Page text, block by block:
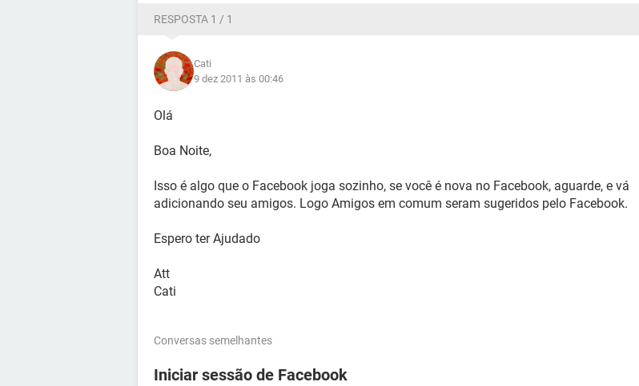
RESPOSTA 1 / 1
Cati
9 dez 2011 às 00:46
Olá
Boa Noite,
Isso é algo que o Facebook joga sozinho, se você é nova no Facebook, aguarde, e vá
adicionando seu amigos. Logo Amigos em comum seram sugeridos pelo Facebook.
Espero ter Ajudado
Att
Cati
Conversas semelhantes
Iniciar sessão de Facebook